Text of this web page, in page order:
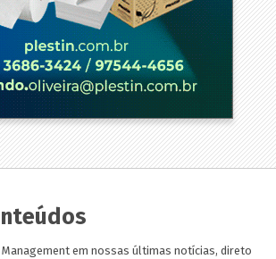
em nossas últimas notícias, direto